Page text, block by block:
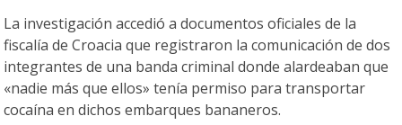
La investigación accedió a documentos oficiales de la
fiscalía de Croacia que registraron la comunicación de dos
integrantes de una banda criminal donde alardeaban que
«nadie más que ellos» tenía permiso para transportar
cocaína en dichos embarques bananeros.